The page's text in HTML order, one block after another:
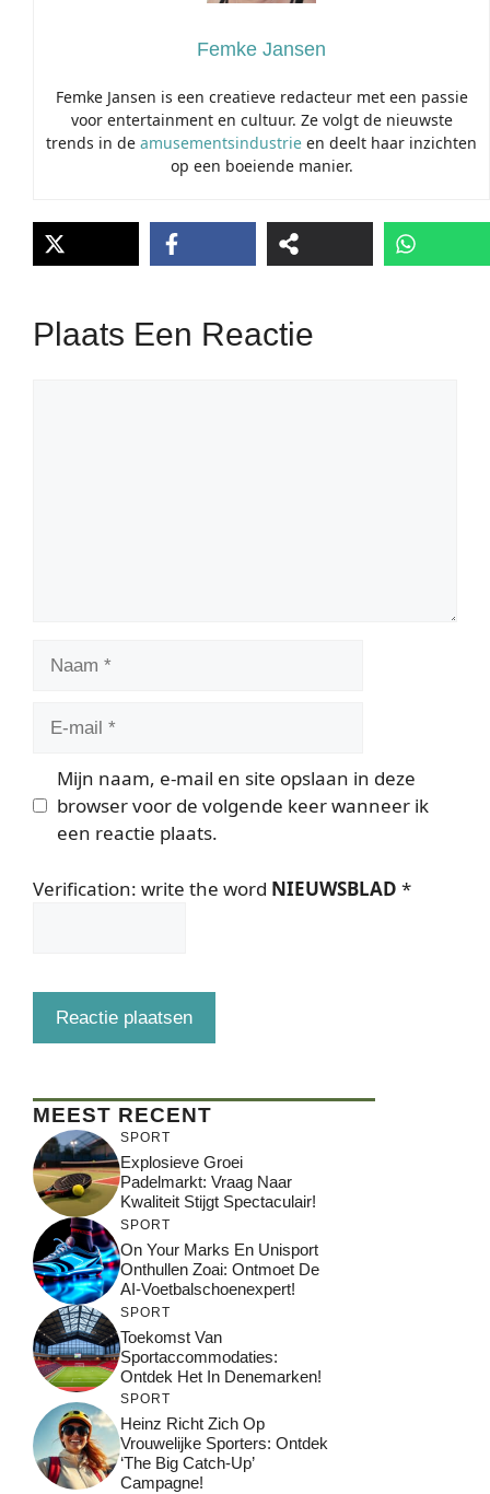
Femke Jansen
Femke Jansen is een creatieve redacteur met een passie
voor entertainment en cultuur. Ze volgt de nieuwste
trends in de amusementsindustrie en deelt haar inzichten
op een boeiende manier.
Plaats Een Reactie
Mijn naam, e-mail en site opslaan in deze
browser voor de volgende keer wanneer ik
een reactie plaats.
Verification: write the word NIEUWSBLAD *
MEEST RECENT
SPORT
Explosieve Groei
Padelmarkt: Vraag Naar
Kwaliteit Stijgt Spectaculair!
SPORT
On Your Marks En Unisport
Onthullen Zoai: Ontmoet De
AI-Voetbalschoenexpert!
SPORT
Toekomst Van
Sportaccommodaties:
Ontdek Het In Denemarken!
SPORT
Heinz Richt Zich Op
Vrouwelijke Sporters: Ontdek
‘The Big Catch-Up’
Campagne!